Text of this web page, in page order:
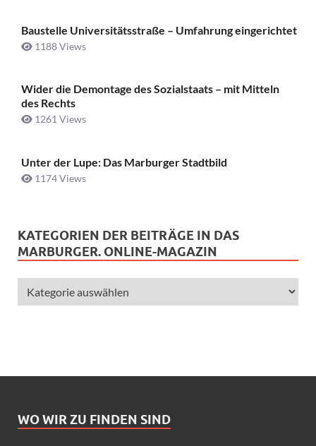
Baustelle Universitätsstraße ­– Umfahrung eingerichtet
1188 Views
Wider die Demontage des Sozialstaats – mit Mitteln
des Rechts
1261 Views
Unter der Lupe: Das Marburger Stadtbild
1174 Views
KATEGORIEN DER BEITRÄGE IN DAS
MARBURGER. ONLINE-MAGAZIN
WO WIR ZU FINDEN SIND